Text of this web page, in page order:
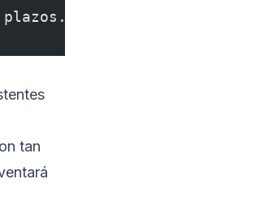
Usa solo la
tan